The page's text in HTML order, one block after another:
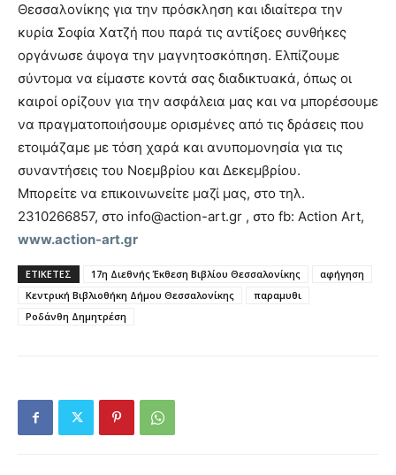
Θεσσαλονίκης για την πρόσκληση και ιδιαίτερα την
κυρία Σοφία Χατζή που παρά τις αντίξοες συνθήκες
οργάνωσε άψογα την μαγνητοσκόπηση. Ελπίζουμε
σύντομα να είμαστε κοντά σας διαδικτυακά, όπως οι
καιροί ορίζουν για την ασφάλεια μας και να μπορέσουμε
να πραγματοποιήσουμε ορισμένες από τις δράσεις που
ετοιμάζαμε με τόση χαρά και ανυπομονησία για τις
συναντήσεις του Νοεμβρίου και Δεκεμβρίου.
Μπορείτε να επικοινωνείτε μαζί μας, στο τηλ.
2310266857, στο info@action-art.gr , στο fb: Action Art,
www.action-art.gr
ΕΤΙΚΕΤΕΣ 17η Διεθνής Έκθεση Βιβλίου Θεσσαλονίκης
αφήγηση
Κεντρική Βιβλιοθήκη Δήμου Θεσσαλονίκης
παραμυθι
Ροδάνθη Δημητρέση